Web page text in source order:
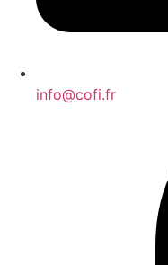
info@cofi.fr